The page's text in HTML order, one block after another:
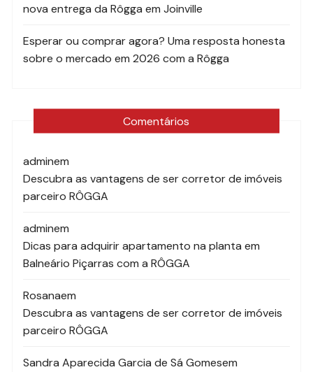
nova entrega da Rôgga em Joinville
Esperar ou comprar agora? Uma resposta honesta
sobre o mercado em 2026 com a Rôgga
Comentários
adminem
Descubra as vantagens de ser corretor de imóveis
parceiro RÔGGA
adminem
Dicas para adquirir apartamento na planta em
Balneário Piçarras com a RÔGGA
Rosanaem
Descubra as vantagens de ser corretor de imóveis
parceiro RÔGGA
Sandra Aparecida Garcia de Sá Gomesem